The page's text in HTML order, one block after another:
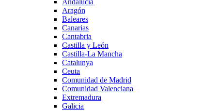
Aragón
Baleares
Canarias
Cantabria
Castilla y León
Castilla-La Mancha
Catalunya
Ceuta
Comunidad de Madrid
Comunidad Valenciana
Extremadura
Galicia